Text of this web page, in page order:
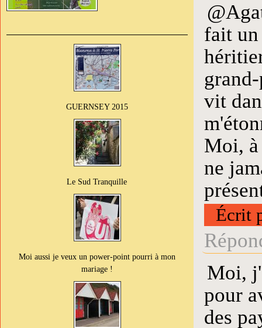
GUERNSEY 2015
Le Sud Tranquille
Moi aussi je veux un power-point pourri à mon
mariage !
fait
vit
Moi, à
ne
Écrit
Moi,
pour
des